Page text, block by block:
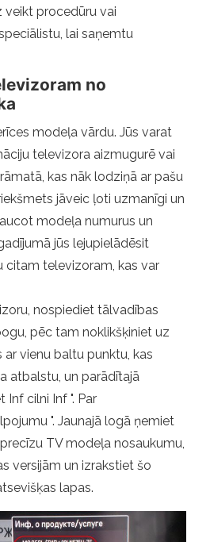
veikt procedūru vai
lai saņemtu
no
modeļa vārdu. Jūs varat
televizora aizmugurē vai
kas nāk lodziņā ar pašu
jāveic ļoti uzmanīgi un
modeļa numurus un
jūs lejupielādēsit
citam televizoram, kas var
nospiediet tālvadības
pēc tam noklikšķiniet uz
ar vienu baltu punktu, kas
atbalstu, un parādītajā
Inf cilni Inf ". Par
". Jaunajā logā ņemiet
TV modeļa nosaukumu,
versijām un izrakstiet šo
lapas.